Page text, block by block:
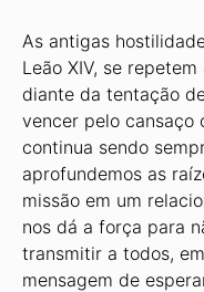
As antigas
Leão XIV, se
diante da tentação
vencer pelo cansaço
continua sendo
aprofundemos as
missão em um
nos dá a força para
transmitir a todos,
mensagem de